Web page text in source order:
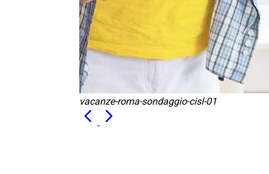
vacanze-roma-sondaggio-cisl-01